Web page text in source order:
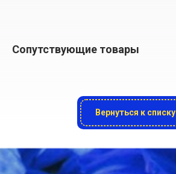
Сопутствующие товары
Вернуться к списку